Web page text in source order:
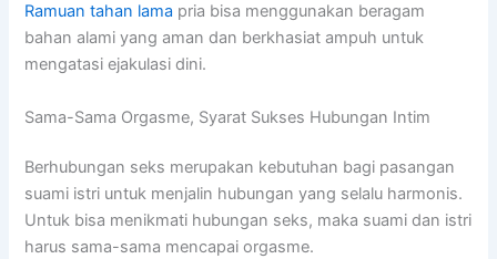
Ramuan tahan lama pria bisa menggunakan beragam
bahan alami yang aman dan berkhasiat ampuh untuk
mengatasi ejakulasi dini.
Sama-Sama Orgasme, Syarat Sukses Hubungan Intim
Berhubungan seks merupakan kebutuhan bagi pasangan
suami istri untuk menjalin hubungan yang selalu harmonis.
Untuk bisa menikmati hubungan seks, maka suami dan istri
harus sama-sama mencapai orgasme.